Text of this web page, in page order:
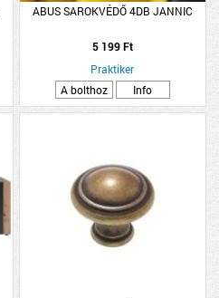
ABUS SAROKVÉDŐ 4DB JANNIC
5 199 Ft
Praktiker
A bolthoz
Info